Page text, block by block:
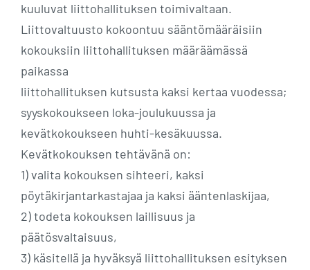
kuuluvat liittohallituksen toimivaltaan.
Liittovaltuusto kokoontuu sääntömääräisiin
kokouksiin liittohallituksen määräämässä
paikassa
liittohallituksen kutsusta kaksi kertaa vuodessa;
syyskokoukseen loka-joulukuussa ja
kevätkokoukseen huhti-kesäkuussa.
Kevätkokouksen tehtävänä on:
1) valita kokouksen sihteeri, kaksi
pöytäkirjantarkastajaa ja kaksi ääntenlaskijaa,
2) todeta kokouksen laillisuus ja
päätösvaltaisuus,
3) käsitellä ja hyväksyä liittohallituksen esityksen